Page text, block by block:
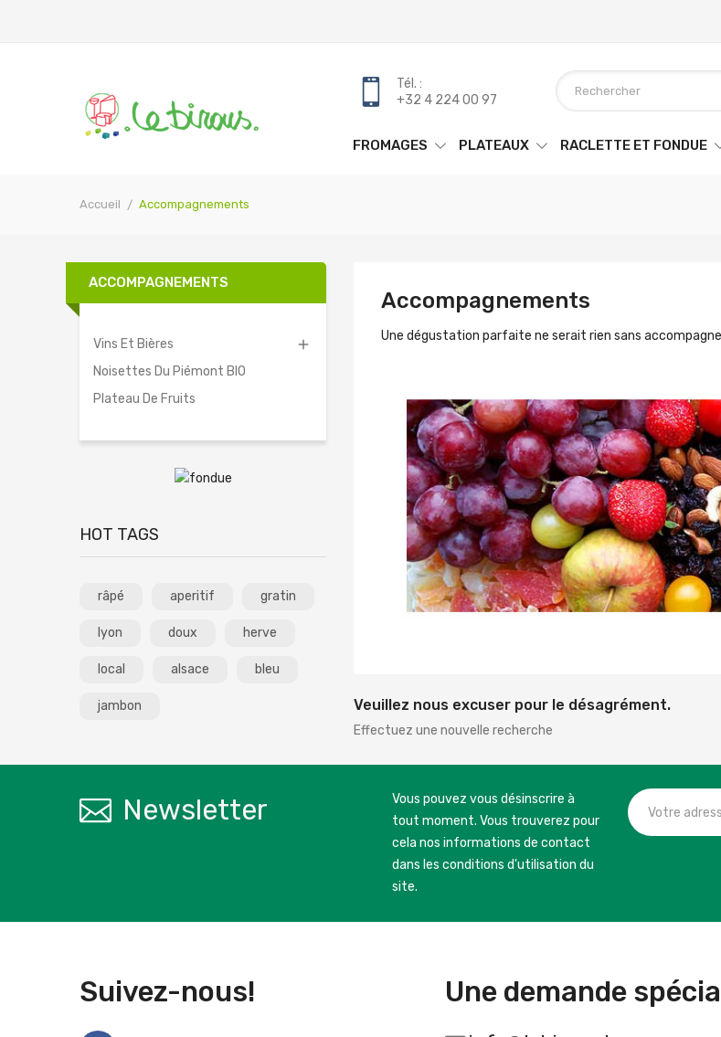
Tél. :
+32 4 224 00 97
FROMAGES PLATEAUX RACLETTE ET FONDUE
Accueil Accompagnements
ACCOMPAGNEMENTS
Vins Et Bières 
Noisettes Du Piémont BIO
Plateau De Fruits
HOT TAGS
râpé aperitif gratin
lyon doux herve
local alsace bleu
jambon
Accompagnements
Une dégustation parfaite ne serait rien sans
Veuillez nous excuser pour le désagrément.
Effectuez une nouvelle recherche
Newsletter
Vous pouvez vous désinscrire à
tout moment. Vous trouverez pour
cela nos informations de contact
dans les conditions d'utilisation du
site.
Suivez-nous! Une demande